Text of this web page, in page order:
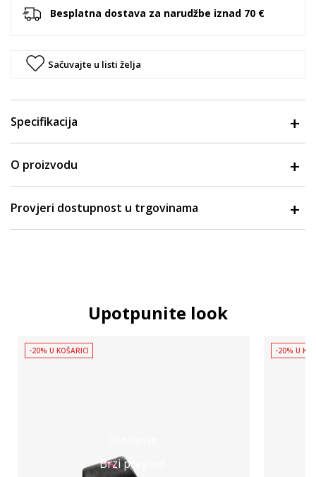
Besplatna dostava za narudžbe iznad 70 €
Sačuvajte u listi želja
Specifikacija
O proizvodu
Provjeri dostupnost u trgovinama
Upotpunite look
Brzi pregled
-20% U KOŠARICI -20% U